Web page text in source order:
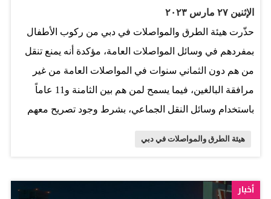
للطاقة والاقتصاد الأخضر، أسهمت في تحقيق وفرة قياسية
عام 2022، بلغت أكثر من 86 مليون كيلوواط/ساعة من
الكهرباء، و50 مليون لتر من الوقود، وتجنب انبعاثات ما يقرب
من 201 ألف طن من مكافئ ثاني أكسيد الكربون. وانتهت
الهيئة أخيراً، من المرحلة الأولى من تجهيز الخرائط الرقمية
بشوارع منطقة جميرا، لتكون دبي المدينة الأولى عالمياً
خارج…
الإثنين ٢٧ مارس ٢٠٢٣
حذّرت هيئة الطرق والمواصلات في دبي من ركوب الأطفال
بمفردهم في وسائل المواصلات العامة، مؤكدة أنه يمنع تنقل
من هم دون الثماني سنوات في المواصلات العامة من غير
مرافقة البالغين، فيما يسمح لمن هم بين الثامنة و11 عاماً
باستخدام وسائل النقل الجماعي، بشرط وجود تصريح معهم
في المحطات وسائقي المواصلات العامة، مشيرة إلى وجوب
هيئة الطرق والمواصلات في دبي
أخبار